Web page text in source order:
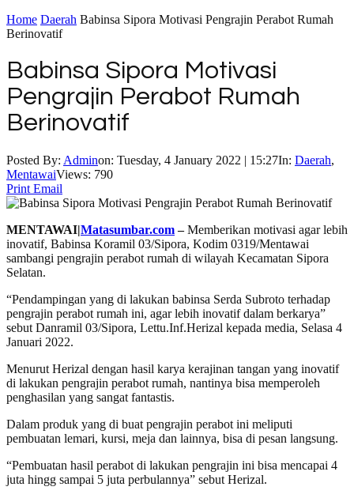
Home Daerah Babinsa Sipora Motivasi Pengrajin Perabot Rumah
Berinovatif
Babinsa Sipora Motivasi
Pengrajin Perabot Rumah
Berinovatif
Posted By: Adminon: Tuesday, 4 January 2022 | 15:27In: Daerah,
MentawaiViews: 790
Print Email
MENTAWAI|Matasumbar.com–Memberikan motivasi agar lebih
inovatif, Babinsa Koramil 03/Sipora, Kodim 0319/Mentawai
sambangi pengrajin perabot rumah di wilayah Kecamatan Sipora
Selatan.
“Pendampingan yang di lakukan babinsa Serda Subroto terhadap
pengrajin perabot rumah ini, agar lebih inovatif dalam berkarya”
sebut Danramil 03/Sipora, Lettu.Inf.Herizal kepada media, Selasa 4
Januari 2022.
Menurut Herizal dengan hasil karya kerajinan tangan yang inovatif
di lakukan pengrajin perabot rumah, nantinya bisa memperoleh
penghasilan yang sangat fantastis.
Dalam produk yang di buat pengrajin perabot ini meliputi
pembuatan lemari, kursi, meja dan lainnya, bisa di pesan langsung.
“Pembuatan hasil perabot di lakukan pengrajin ini bisa mencapai 4
juta hingg sampai 5 juta perbulannya” sebut Herizal.